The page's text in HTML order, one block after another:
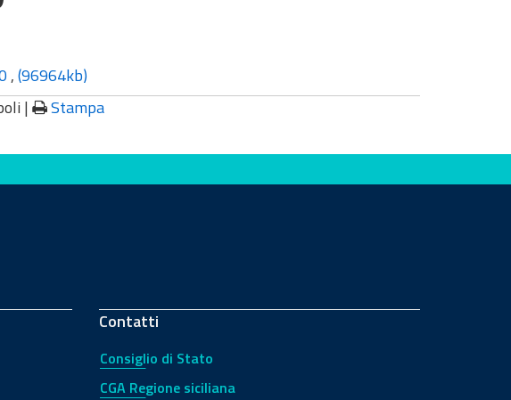
,(96964kb)
| Stampa
Contatti
Consiglio di Stato
CGA Regione siciliana